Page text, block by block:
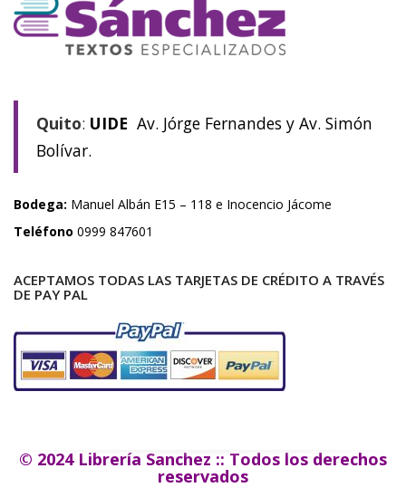
Quito: UIDE Av. Jórge Fernandes y Av. Simón
Bolívar.
Bodega: Manuel Albán E15 – 118 e Inocencio Jácome
Teléfono 0999 847601
ACEPTAMOS TODAS LAS TARJETAS DE CRÉDITO A TRAVÉS
DE PAY PAL
© 2024 Librería Sanchez :: Todos los derechos
reservados